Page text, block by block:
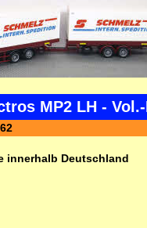
MP2 LH -
innerhalb Deutschland